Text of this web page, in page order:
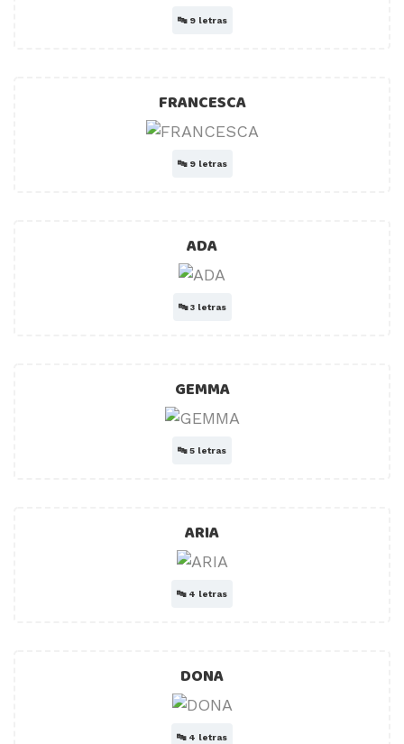
🔤 9 letras
FRANCESCA
🔤 9 letras
ADA
🔤3 letras
GEMMA
🔤5 letras
ARIA
🔤 4 letras
DONA
🔤 4 letras